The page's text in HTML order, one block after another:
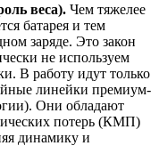
веса). Чем тяжелее
батарея и тем
заряде. Это закон
не используем
В работу идут только
линейки премиум-
Они обладают
потерь (КМП)
динамику и